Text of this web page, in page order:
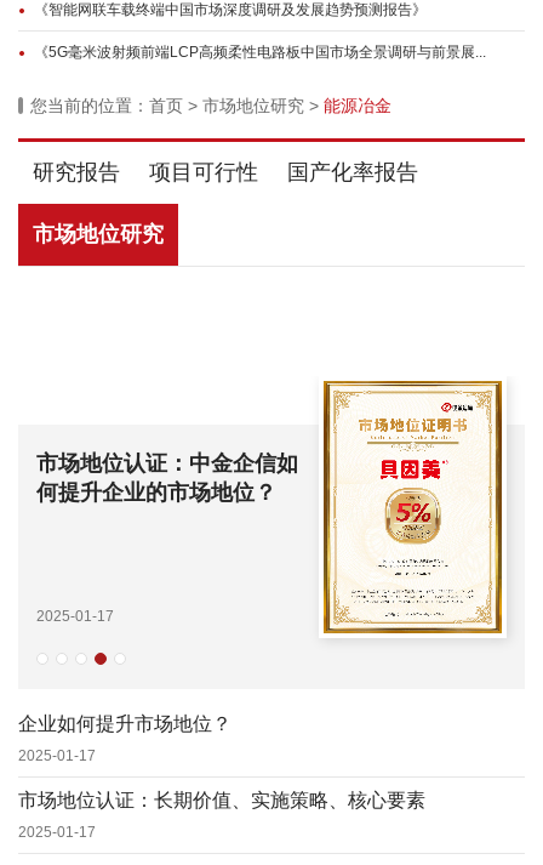
《智能网联车载终端中国市场深度调研及发展趋势预测报告》
《5G毫米波射频前端LCP高频柔性电路板中国市场全景调研与前景展...
您当前的位置： 首页 > 市场地位研究 > 能源冶金
研究报告 项目可行性 国产化率报告
市场地位研究
市场地位认证：中金企信如
何提升企业的市场地位？
2025-01-17
企业如何提升市场地位？
2025-01-17
市场地位认证：长期价值、实施策略、核心要素
2025-01-17